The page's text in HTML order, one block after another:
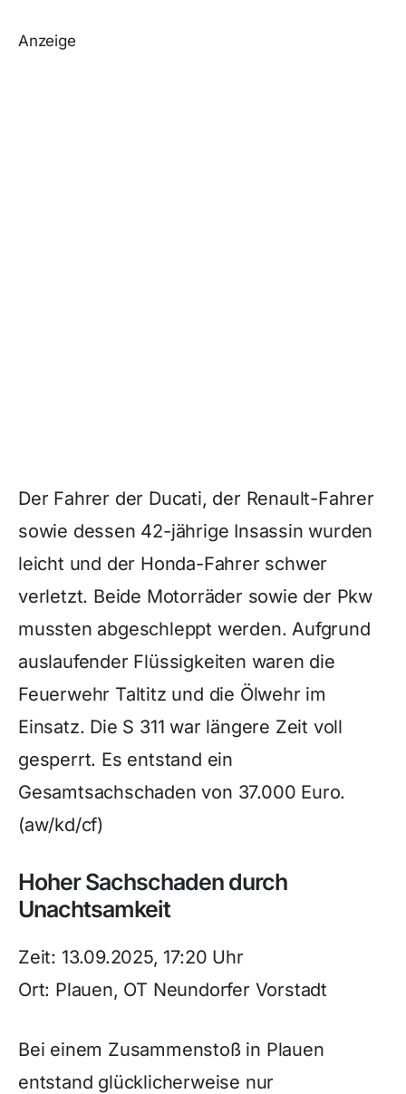
Anzeige
Der Fahrer der Ducati, der Renault-Fahrer
sowie dessen 42-jährige Insassin wurden
leicht und der Honda-Fahrer schwer
verletzt. Beide Motorräder sowie der Pkw
mussten abgeschleppt werden. Aufgrund
auslaufender Flüssigkeiten waren die
Feuerwehr Taltitz und die Ölwehr im
Einsatz. Die S 311 war längere Zeit voll
gesperrt. Es entstand ein
Gesamtsachschaden von 37.000 Euro.
(aw/kd/cf)
Hoher Sachschaden durch
Unachtsamkeit
Zeit: 13.09.2025, 17:20 Uhr
Ort: Plauen, OT Neundorfer Vorstadt
Bei einem Zusammenstoß in Plauen
entstand glücklicherweise nur